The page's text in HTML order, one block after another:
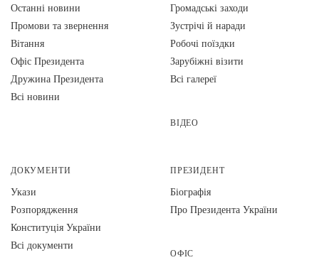
Останні новини
Промови та звернення
Вiтання
Офіс Президента
Дружина Президента
Всі новини
Громадські заходи
Зустрічі й наради
Робочі поїздки
Зарубіжні візити
Всі галереї
ВІДЕО
ДОКУМЕНТИ
Укази
Розпорядження
Конституція України
Всі документи
ПРЕЗИДЕНТ
Біографія
Про Президента України
ОФІС